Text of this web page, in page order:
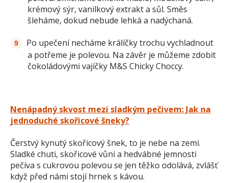
krémový sýr, vanilkový extrakt a sůl. Směs
šleháme, dokud nebude lehká a nadýchaná.
Po upečení necháme králíčky trochu vychladnout
a potřeme je polevou. Na závěr je můžeme zdobit
čokoládovými vajíčky M&S Chicky Choccy.
Nenápadný skvost mezi sladkým pečivem: Jak na
jednoduché skořicové šneky?
Čerstvý kynutý skořicový šnek, to je nebe na zemi.
Sladké chuti, skořicové vůni a hedvábné jemnosti
pečiva s cukrovou polevou se jen těžko odolává, zvlášť
když před námi stojí hrnek s kávou.